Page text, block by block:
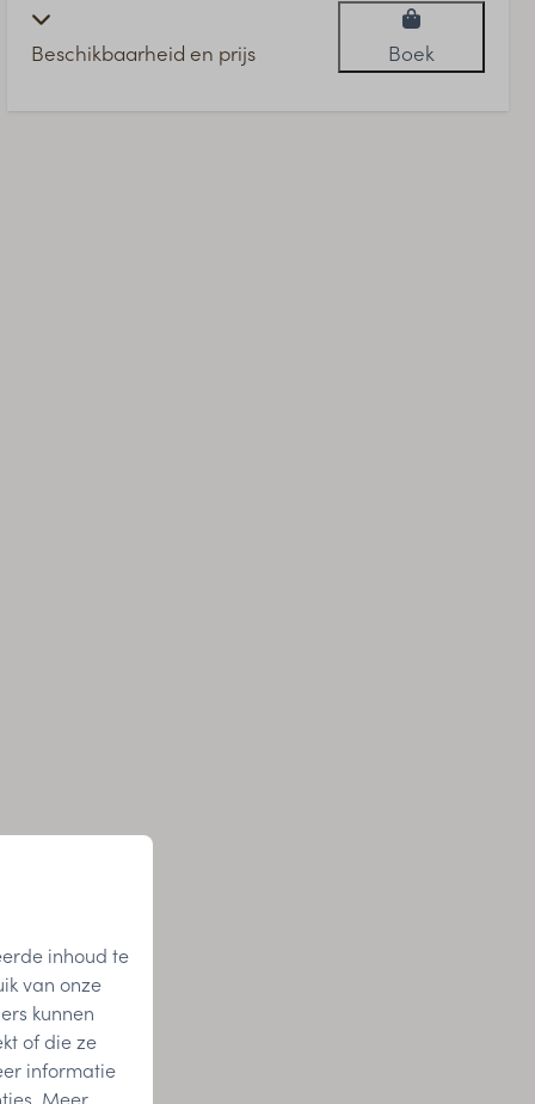
Beschikbaarheid en prijs Boek
inhoud te
van onze
kunnen
of die ze
informatie
Meer